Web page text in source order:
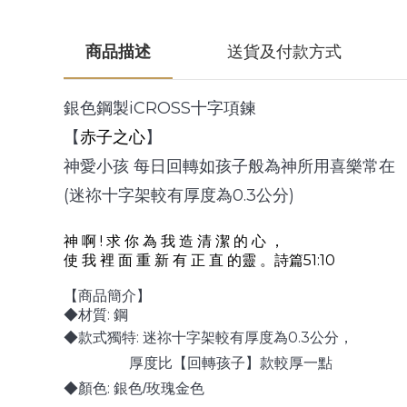
商品描述 送貨及付款方式
銀色鋼製iCROSS十字項鍊
【赤子之心】
神愛小孩 每日回轉如孩子般為神所用喜樂常在
(迷祢十字架較有厚度為0.3公分)
神 啊 ! 求 你 為 我 造 清 潔 的 心 ，
使 我 裡 面 重 新 有 正 直 的靈 。詩篇51:10
【商品簡介】
◆材質: 鋼
◆款式獨特: 迷祢十字架較有厚度為0.3公分，
厚度比【回轉孩子】款較厚一點
◆顏色: 銀色/玫瑰金色